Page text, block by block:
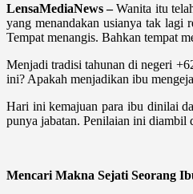
LensaMediaNews –Wanita itu
yang menandakan usianya tak lagi
Tempat menangis. Bahkan tempat
Menjadi tradisi tahunan di negeri
ini? Apakah menjadikan ibu
Hari ini kemajuan para ibu dinilai
punya jabatan. Penilaian ini diambil
Mencari Makna Sejati Seorang